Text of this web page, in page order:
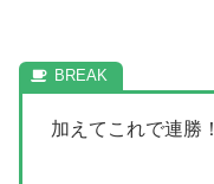
加えてこれで連勝！